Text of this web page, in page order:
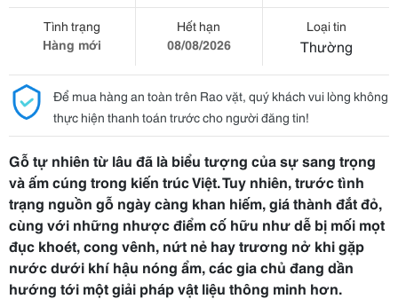
Tình trạng
Hàng mới
Hết hạn
08/08/2026
Loại tin
Thường
Để mua hàng an toàn trên Rao vặt, quý khách vui lòng không
thực hiện thanh toán trước cho người đăng tin!
Gỗ tự nhiên từ lâu đã là biểu tượng của sự sang trọng
và ấm cúng trong kiến trúc Việt. Tuy nhiên, trước tình
trạng nguồn gỗ ngày càng khan hiếm, giá thành đắt đỏ,
cùng với những nhược điểm cố hữu như dễ bị mối mọt
đục khoét, cong vênh, nứt nẻ hay trương nở khi gặp
nước dưới khí hậu nóng ẩm, các gia chủ đang dần
hướng tới một giải pháp vật liệu thông minh hơn.